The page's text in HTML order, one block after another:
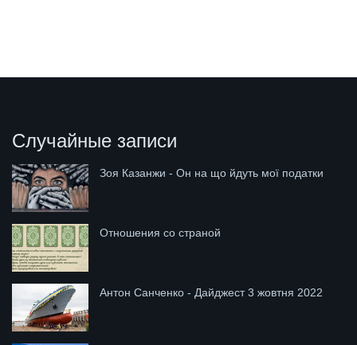
Случайные записи
Зоя Казанжи - Он на що йдуть мої податки
Отношения со страной
Антон Санченко - Дайджест 3 жовтня 2022